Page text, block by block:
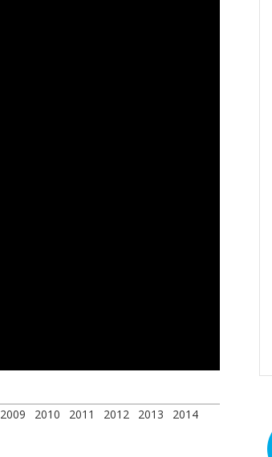
2009 2010 2011 2012 2013
2014